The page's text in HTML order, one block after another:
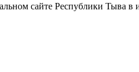
сайте Республики Тыва в